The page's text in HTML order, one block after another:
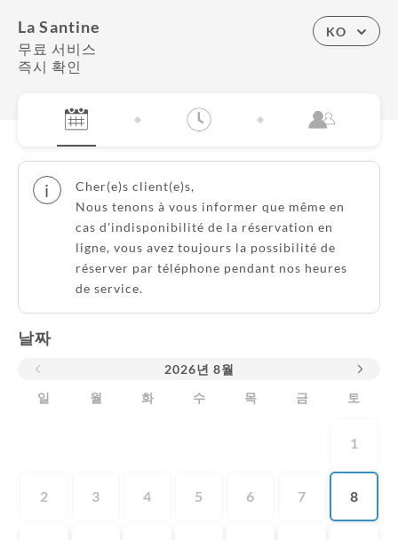
La Santine
무료 서비스
즉시 확인
KO
i
Cher(e)s client(e)s,
Nous tenons à vous informer que même en
cas d'indisponibilité de la réservation en
ligne, vous avez toujours la possibilité de
réserver par téléphone pendant nos heures
de service.
날짜
2026년 8월
일
월 화 수 목 금 토
1
2 3 4 5 6 7 8